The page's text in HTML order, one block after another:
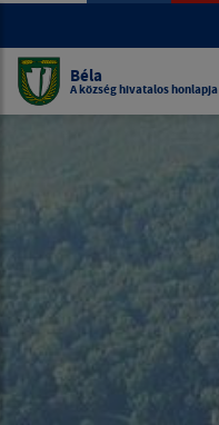
Béla
A község hivatalos honlapja